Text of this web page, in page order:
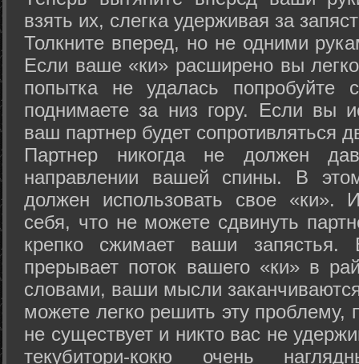
взять их, слегка удерживая за
Толкните вперед, но не одними
Если ваше «ки» расширено вы
попытка не удалась попробуйте
поднимаете за низ гору. Если вы
ваш партнер будет сопротивляться
Партнер никогда не должен
направлении вашей спины. В
должен использовать свое «ки».
себя, что не можете сдвинуть
крепко сжимает ваши запястья.
прерывает поток вашего «ки» в
словами, ваши мысли
можете легко решить эту проблему,
не существует и никто вас не
текубитори-кокю очень